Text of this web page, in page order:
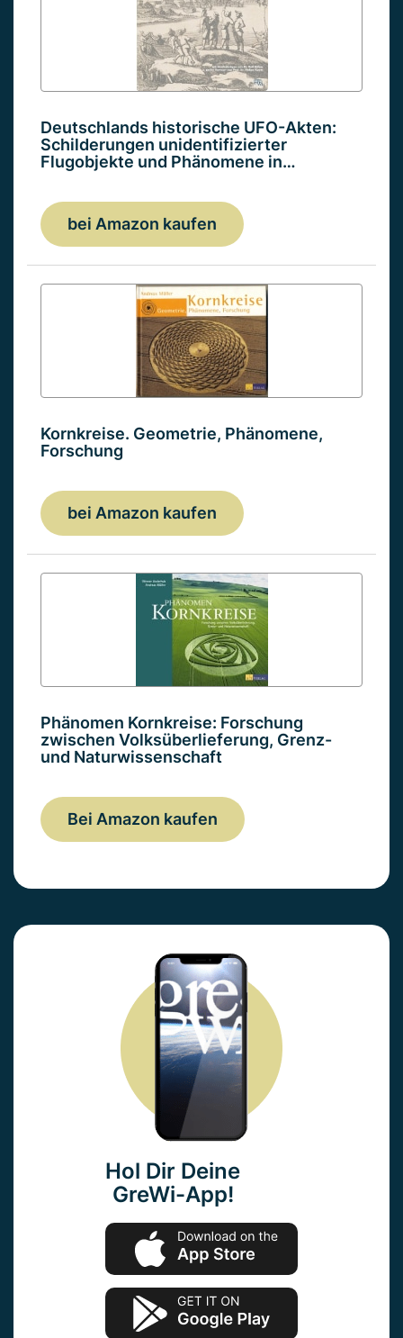
Deutschlands historische UFO-Akten:
Schilderungen unidentifizierter
Flugobjekte und Phänomene in…
bei Amazon kaufen
Kornkreise. Geometrie, Phänomene,
Forschung
bei Amazon kaufen
Phänomen Kornkreise: Forschung
zwischen Volksüberlieferung, Grenz-
und Naturwissenschaft
Bei Amazon kaufen
Hol Dir Deine
GreWi-App!